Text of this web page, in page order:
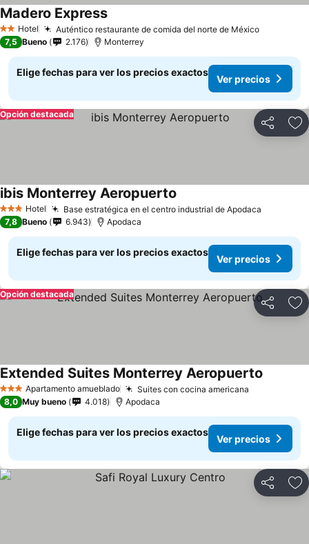
2 Estrellas
Hotel Auténtico restaurante de comida del norte de MéxicoVer
Madero ExpressVer precios
7,5 Bueno 2.176 Monterrey
Elige fechas para ver los precios exactos
Ver precios
Compartir
Opción destacada
3 Estrellas
Hotel Base estratégica en el centro industrial de Apodaca
ibis Monterrey Aeropuerto
7,8 Bueno 6.943 Apodaca
Elige fechas para ver los precios exactos
Ver precios
Compartir
Opción destacada
3 EstrellasApartamento amueblado Suites con cocina americana
Extended Suites Monterrey Aeropuerto
8,0 Muy bueno 4.018 Apodaca
Elige fechas para ver los precios exactos
Ver precios
Compartir